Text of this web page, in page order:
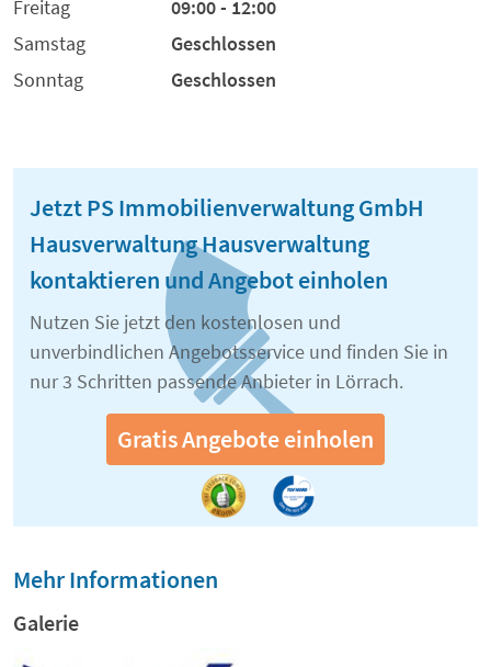
Freitag
09:00 - 12:00
Samstag
Geschlossen
Sonntag
Geschlossen
Jetzt PS Immobilienverwaltung GmbH
Hausverwaltung Hausverwaltung
kontaktieren und Angebot einholen
Nutzen Sie jetzt den kostenlosen und
unverbindlichen Angebotsservice und finden Sie in
nur 3 Schritten passende Anbieter in Lörrach.
Gratis Angebote einholen
Mehr Informationen
Galerie